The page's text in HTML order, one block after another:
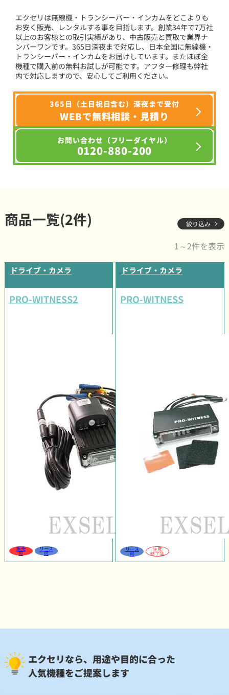
エクセリは無線機・トランシーバー・インカムをどこよりも
お安く販売、レンタルする事を目指します。創業34年で7万社
以上のお客様との取引実績があり、中古販売と買取で業界ナ
ンバーワンです。365日深夜まで対応し、日本全国に無線機・
トランシーバー・インカムをお届けしています。またほぼ全
機種で購入前の無料お試しが可能です。アフター修理も弊社
内で対応しますので、安心してご利用ください。
365日（土日祝日含む）深夜まで受付
WEBで無料相談・見積り
お問い合わせ（フリーダイヤル）
0120-880-200
商品一覧(2件) 絞り込み
1～2件を表示
ドライブ・カメラ
PRO-WITNESS2
販売
可
リース
可
ドライブ・カメラ
PRO-WITNESS
リース
可
生産
終了品
エクセリなら、用途や目的に合った
人気機種をご提案します